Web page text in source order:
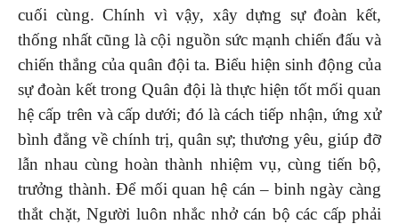
cuối cùng. Chính vì vậy, xây dựng sự đoàn kết,
thống nhất cũng là cội nguồn sức mạnh chiến đấu và
chiến thắng của quân đội ta. Biểu hiện sinh động của
sự đoàn kết trong Quân đội là thực hiện tốt mối quan
hệ cấp trên và cấp dưới; đó là cách tiếp nhận, ứng xử
bình đẳng về chính trị, quân sự; thương yêu, giúp đỡ
lẫn nhau cùng hoàn thành nhiệm vụ, cùng tiến bộ,
trưởng thành. Để mối quan hệ cán – binh ngày càng
thắt chặt, Người luôn nhắc nhở cán bộ các cấp phải